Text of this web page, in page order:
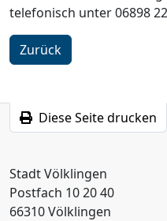
telefonisch unter 06898
Zurück
Diese Seite drucken
Stadt Völklingen
Postfach 10 20 40
66310 Völklingen